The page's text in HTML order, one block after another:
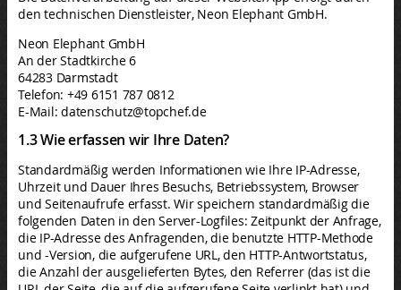
den technischen Dienstleister, Neon Elephant GmbH.
Neon Elephant GmbH
An der Stadtkirche 6
64283 Darmstadt
Telefon: +49 6151 787 0812
E-Mail: datenschutz@topchef.de
1.3 Wie erfassen wir Ihre Daten?
Standardmäßig werden Informationen wie Ihre IP-Adresse,
Uhrzeit und Dauer Ihres Besuchs, Betriebssystem, Browser
und Seitenaufrufe erfasst. Wir speichern standardmäßig die
folgenden Daten in den Server-Logfiles: Zeitpunkt der Anfrage,
die IP-Adresse des Anfragenden, die benutzte HTTP-Methode
und -Version, die aufgerufene URL, den HTTP-Antwortstatus,
die Anzahl der ausgelieferten Bytes, den Referrer (das ist die